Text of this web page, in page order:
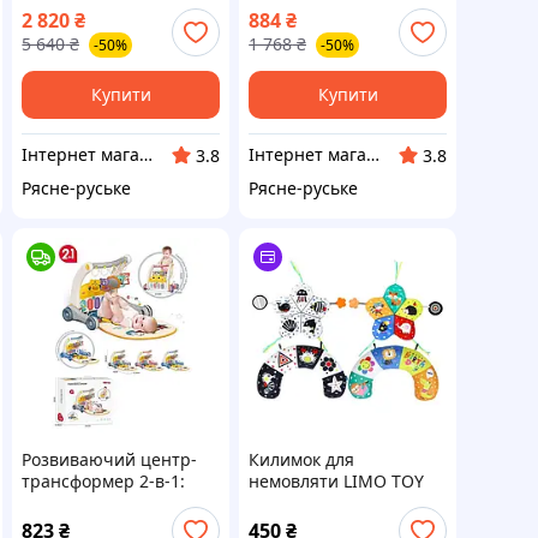
розвиваючий для
малюків, Ігровий
килимок для дітей на
підлогу, ITR
2 820₴
5 640 ₴ -50%
Купити
Інтернет магазин Єнот
3.8
Рясне-руське
884₴
1 768 ₴ -50%
Купити
Інтернет магазин Єнот
3.8
Рясне-руське
Розвиваючий центр-
трансформер 2-в-1:
килимок та ходунки з
піаніно та світлом
823₴
Килимок для
немовляти LIMO TOY
31*31см,
450₴